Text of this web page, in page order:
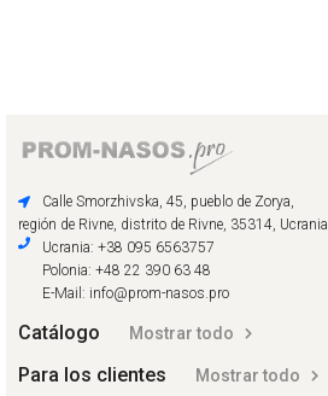
Calle Smorzhivska, 45, pueblo de Zorya,
región de Rivne, distrito de Rivne, 35314, Ucrania
Ucrania: +38 095 6563757
Polonia: +48 22 390 63 48
E-Mail: info@prom-nasos.pro
Catálogo Mostrar todo
Para los clientes Mostrar todo